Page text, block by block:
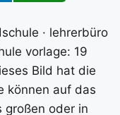
· lehrerbüro
vorlage: 19
Bild hat die
können auf das
großen oder in